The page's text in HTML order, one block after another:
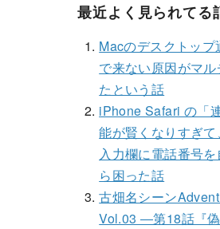
最近よく見られてる
Macのデスクトッ
で来ない原因がマ
たという話
iPhone Safari の「
能が賢くなりすぎ
入力欄に電話番号
ら困った話
古畑名シーン
Vol.03 ―第18話『